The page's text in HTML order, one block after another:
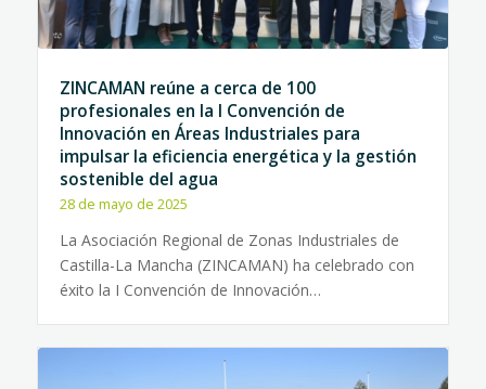
ZINCAMAN reúne a cerca de 100
profesionales en la I Convención de
Innovación en Áreas Industriales para
impulsar la eficiencia energética y la gestión
sostenible del agua
28 de mayo de 2025
La Asociación Regional de Zonas Industriales de
Castilla-La Mancha (ZINCAMAN) ha celebrado con
éxito la I Convención de Innovación…